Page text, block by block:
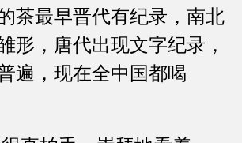
茶最早晋代有纪录，南北
形，唐代出现文字纪录，
遍，现在全中国都喝